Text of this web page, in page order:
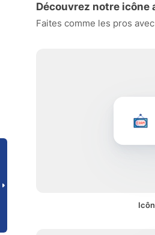
Découvrez notre icône
Faites comme les pros